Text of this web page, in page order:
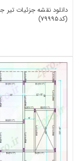
دانلود نقشه جزئیات تیر
(کد79995)